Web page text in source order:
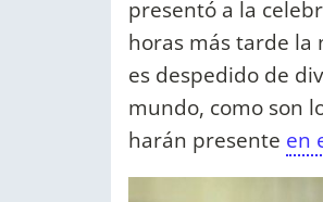
presentó a la
horas más tarde la
es despedido de
mundo, como son
harán presente en